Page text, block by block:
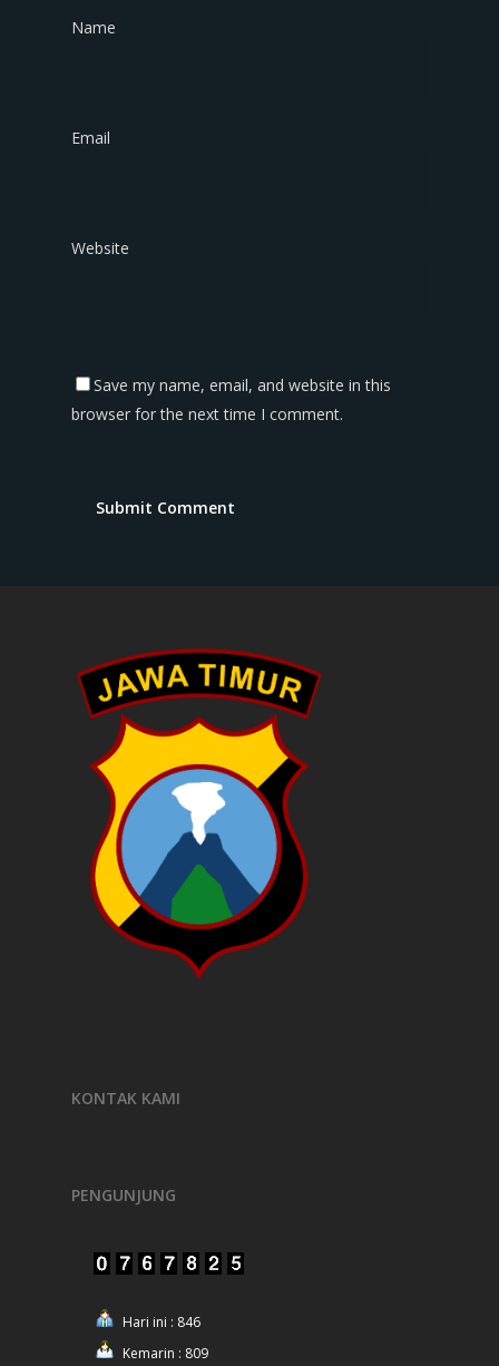
Name
Email
Website
Save my name, email, and website in this
browser for the next time I comment.
KONTAK KAMI
PENGUNJUNG
Hari ini : 846
Kemarin : 809